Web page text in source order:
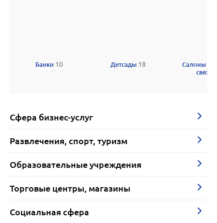
Банки 10 Детсады 18
Салоны
связи
Сфера бизнес-услуг
Развлечения, спорт, туризм
Образовательные учреждения
Торговые центры, магазины
Социальная сфера